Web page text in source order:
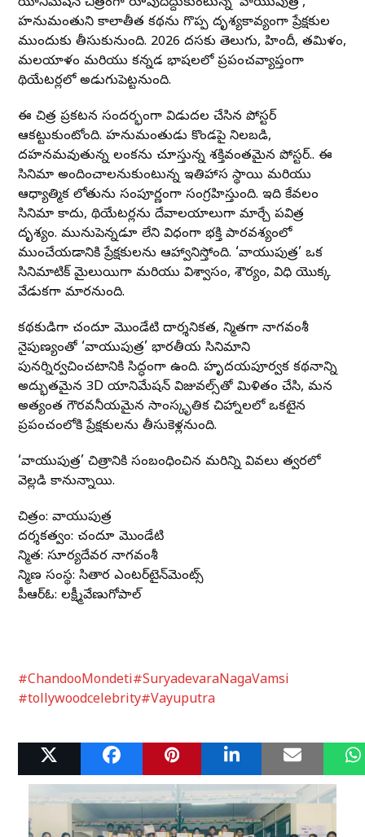
హనుమంతుని కాలాతీత కథను గొప్ప దృశ్యకావ్యంగా ప్రేక్షకుల
ముందుకు తీసుకురానుంది. 2026 దసరాకు తెలుగు, హిందీ, తమిళం,
మలయాళం మరియు కన్నడ భాషలలో ప్రపంచవ్యాప్తంగా
థియేటర్లలో అడుగుపెట్టనుంది.
ఈ చిత్ర ప్రకటన సందర్భంగా విడుదల చేసిన పోస్టర్
ఆకట్టుకుంటోంది. హనుమంతుడు కొండపై నిలబడి,
దహనమవుతున్న లంకను చూస్తున్న శక్తివంతమైన పోస్టర్.. ఈ
సినిమా అందించాలనుకుంటున్న ఇతిహాస స్థాయి మరియు
ఆధ్యాత్మిక లోతును సంపూర్ణంగా సంగ్రహిస్తుంది. ఇది కేవలం
సినిమా కాదు, థియేటర్లను దేవాలయాలుగా మార్చే పవిత్ర
దృశ్యం. మునుపెన్నడూ లేని విధంగా భక్తి పారవశ్యంలో
ముంచేయడానికి ప్రేక్షకులను ఆహ్వానిస్తోంది. ‘వాయుపుత్ర’ ఒక
సినిమాటిక్ మైలురాయిగా మరియు విశ్వాసం, శౌర్యం, విధి యొక్క
వేడుకగా మారనుంది.
కథకుడిగా చందూ మొండేటి దార్శనికత, నిర్మాతగా నాగవంశీ
నైపుణ్యంతో ‘వాయుపుత్ర’ భారతీయ సినిమాని
పునర్నిర్వచించటానికి సిద్ధంగా ఉంది. హృదయపూర్వక కథనాన్ని
అద్భుతమైన 3D యానిమేషన్ విజువల్స్‌తో మిళితం చేసి, మన
అత్యంత గౌరవనీయమైన సాంస్కృతిక చిహ్నాలలో ఒకటైన
ప్రపంచంలోకి ప్రేక్షకులను తీసుకెళ్లనుంది.
‘వాయుపుత్ర’ చిత్రానికి సంబంధించిన మరిన్ని వివరాలు త్వరలో
వెల్లడి కానున్నాయి.
చిత్రం: వాయుపుత్ర
దర్శకత్వం: చందూ మొండేటి
నిర్మాత: సూర్యదేవర నాగవంశీ
నిర్మాణ సంస్థ: సితార ఎంటర్‌టైన్‌మెంట్స్
పీఆర్ఓ: లక్ష్మీవేణుగోపాల్
#ChandooMondeti#SuryadevaraNagaVamsi
#tollywoodcelebrity#Vayuputra
Related Posts